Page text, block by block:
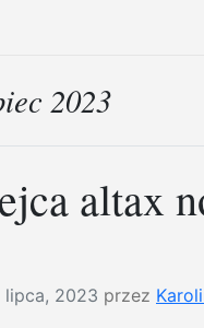
2023
altax
lipca, 2023 przez